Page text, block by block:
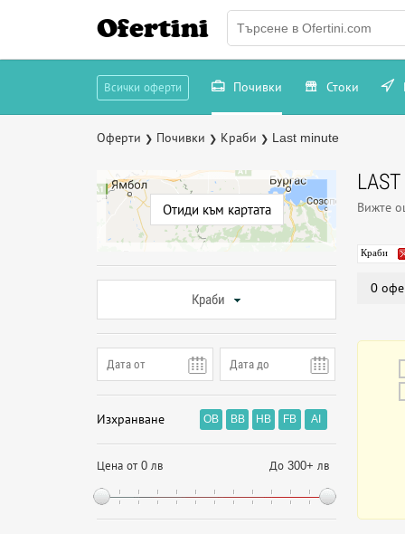
Ofertini
Всички оферти Почивки Стоки
Оферти ❯ Почивки ❯ Краби ❯ Last minute
Отиди към картата
Краби
Изхранване OB BB HB FB AI
Цена от 0 лв До 300+ лв
Вижте
Краби
0